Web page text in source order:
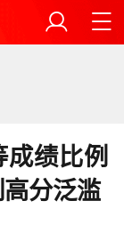
绩比例
分泛滥